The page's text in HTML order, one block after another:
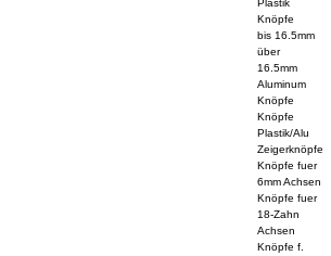
Plastik
Knöpfe
bis 16.5mm
über
16.5mm
Aluminum
Knöpfe
Knöpfe
Plastik/Alu
Zeigerknöpfe
Knöpfe fuer
6mm Achsen
Knöpfe fuer
18-Zahn
Achsen
Knöpfe f.